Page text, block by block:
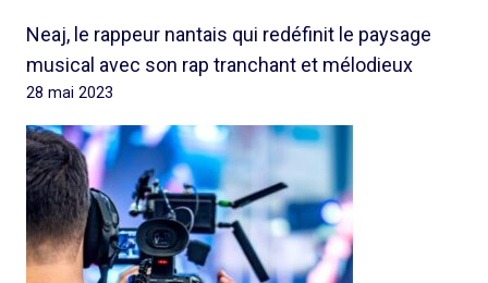
Neaj, le rappeur nantais qui redéfinit le paysage
musical avec son rap tranchant et mélodieux
28 mai 2023